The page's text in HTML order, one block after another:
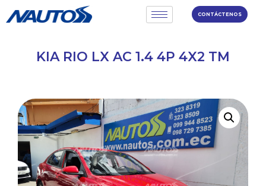
CONTÁCTENOS
KIA RIO LX AC 1.4 4P 4X2 TM